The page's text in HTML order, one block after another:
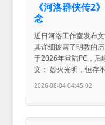
《河洛群侠传2
念
近日河洛工作室发布
其详细披露了明教的
于2026年登陆PC，后
文： 妙火光明，恒存
2026-08-04 04:45:02